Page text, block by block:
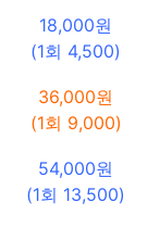
18,000원
(1회 4,500)
36,000원
(1회 9,000)
54,000원
(1회 13,500)